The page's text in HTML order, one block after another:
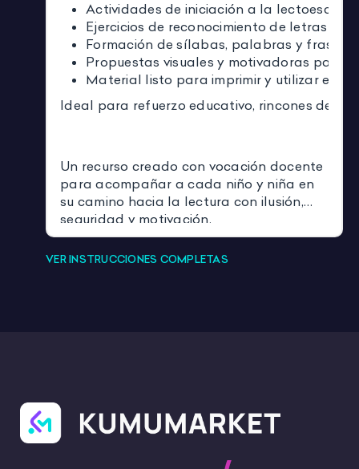
Actividades de iniciación a la
Ejercicios de reconocimiento de letras y
Formación de sílabas, palabras y frases
Propuestas visuales y motivadoras para
Material listo para imprimir y utilizar en el
Ideal para refuerzo educativo, rincones de
Un recurso creado con vocación docente
para acompañar a cada niño y niña en
su camino hacia la lectura con ilusión,
seguridad y motivación.
VER INSTRUCCIONES COMPLETAS